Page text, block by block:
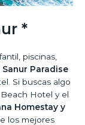
*
piscinas,
Sanur Paradise
Si buscas algo
Hotel y el
Homestay y
los mejores